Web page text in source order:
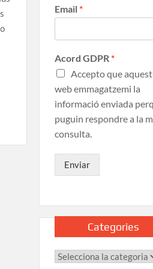
Email *
Acord GDPR *
Accepto que
web emmagatzemi la
informació enviada
puguin respondre a la
consulta.
Enviar
Categories